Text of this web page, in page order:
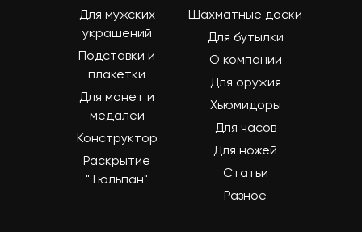
Для мужских
украшений
Подставки и
плакетки
Для монет и
медалей
Конструктор
Раскрытие
"Тюльпан"
Шахматные доски
Для бутылки
О компании
Для оружия
Хьюмидоры
Для часов
Для ножей
Статьи
Разное